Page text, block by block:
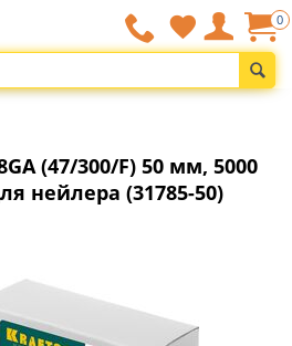
0
(47/300/F) 50 мм, 5000
нейлера (31785-50)